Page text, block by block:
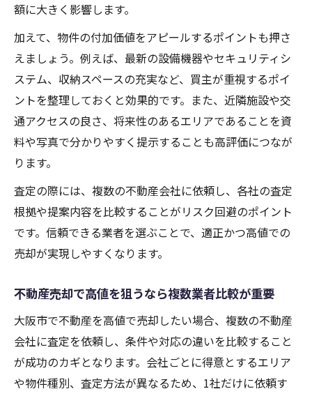
額に大きく影響します。
加えて、物件の付加価値をアピールするポイントも押さ
えましょう。例えば、最新の設備機器やセキュリティシ
ステム、収納スペースの充実など、買主が重視するポイ
ントを整理しておくと効果的です。また、近隣施設や交
通アクセスの良さ、将来性のあるエリアであることを資
料や写真で分かりやすく提示することも高評価につなが
ります。
査定の際には、複数の不動産会社に依頼し、各社の査定
根拠や提案内容を比較することがリスク回避のポイント
です。信頼できる業者を選ぶことで、適正かつ高値での
売却が実現しやすくなります。
不動産売却で高値を狙うなら複数業者比較が重要
大阪市で不動産を高値で売却したい場合、複数の不動産
会社に査定を依頼し、条件や対応の違いを比較すること
が成功のカギとなります。会社ごとに得意とするエリア
や物件種別、査定方法が異なるため、1社だけに依頼す